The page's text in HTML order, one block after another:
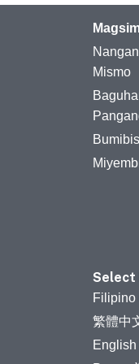
Mismo
Select
繁體中
English